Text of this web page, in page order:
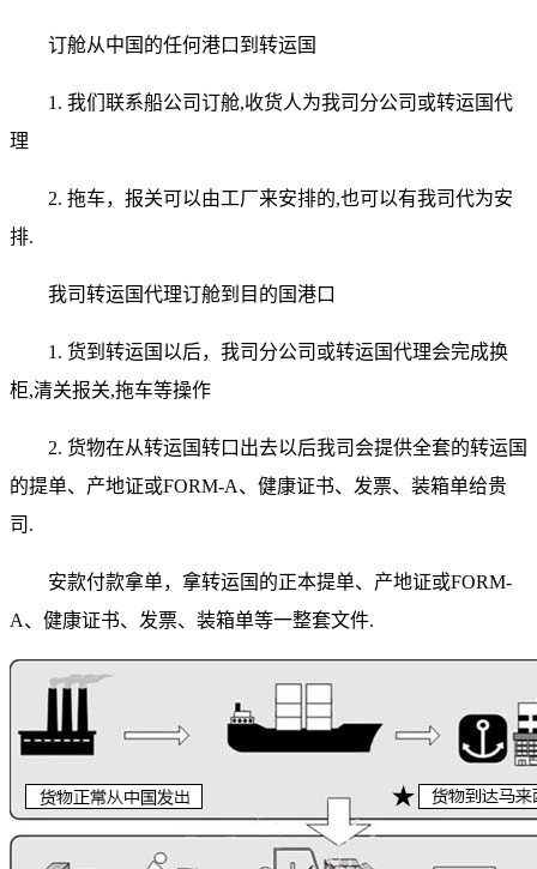
订舱从中国的任何港口到转运国
1. 我们联系船公司订舱,收货人为我司分公司或转运国代
理
2. 拖车，报关可以由工厂来安排的,也可以有我司代为安
排.
我司转运国代理订舱到目的国港口
1. 货到转运国以后，我司分公司或转运国代理会完成换
柜,清关报关,拖车等操作
2. 货物在从转运国转口出去以后我司会提供全套的转运国
的提单、产地证或FORM-A、健康证书、发票、装箱单给贵
司.
安款付款拿单，拿转运国的正本提单、产地证或FORM-
A、健康证书、发票、装箱单等一整套文件.